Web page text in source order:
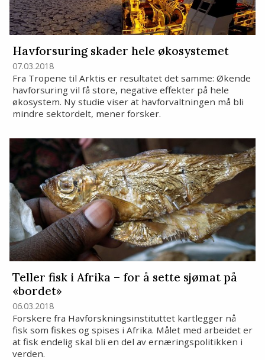
Havforsuring skader hele økosystemet
07.03.2018
Fra Tropene til Arktis er resultatet det samme: Økende
havforsuring vil få store, negative effekter på hele
økosystem. Ny studie viser at havforvaltningen må bli
mindre sektordelt, mener forsker.
Teller fisk i Afrika – for å sette sjømat på
«bordet»
06.03.2018
Forskere fra Havforskningsinstituttet kartlegger nå
fisk som fiskes og spises i Afrika. Målet med arbeidet er
at fisk endelig skal bli en del av ernæringspolitikken i
verden.